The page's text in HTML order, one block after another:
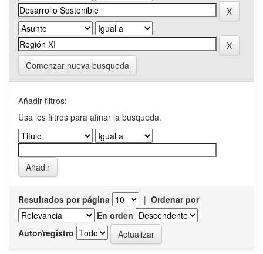
Comenzar nueva busqueda
Añadir filtros:
Usa los filtros para afinar la busqueda.
Resultados por página | Ordenar por
En orden
Autor/registro